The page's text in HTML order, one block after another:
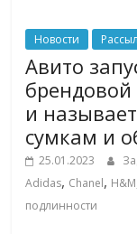
Новости
Авито
и
сумкам и
25.01.2023
Adidas, Chanel, H&M
подлинности